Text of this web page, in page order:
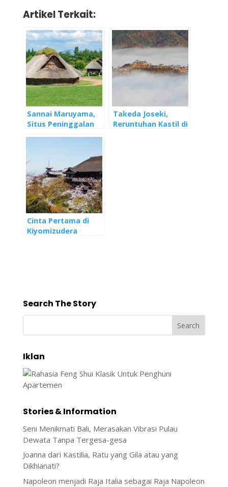
Artikel Terkait:
Sannai Maruyama,
Situs Peninggalan
Takeda Joseki,
Reruntuhan Kastil di
Cinta Pertama di
Kiyomizudera
Search The Story
Iklan
Stories & Information
Seni Menikmati Bali, Merasakan Vibrasi Pulau
Dewata Tanpa Tergesa-gesa
Joanna dari Kastilia, Ratu yang Gila atau yang
Dikhianati?
Napoleon menjadi Raja Italia sebagai Raja Napoleon